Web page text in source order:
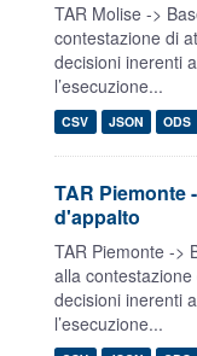
TAR Molise ->
contestazione di
decisioni inerenti
l’esecuzione...
CSV JSON ODS
TAR Piemonte
d'appalto
TAR Piemonte ->
alla
decisioni inerenti
l’esecuzione...